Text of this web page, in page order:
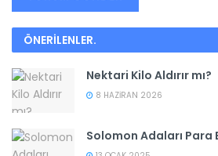
ÖNERİLENLER.
Nektari Kilo Aldırır mı?
8 HAZIRAN 2026
Solomon Adaları Para